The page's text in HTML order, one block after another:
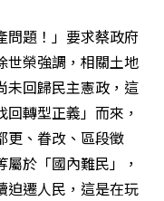
問題！」要求蔡政府
世榮強調，相關土地
未回歸民主憲政，這
轉型正義」而來，
更、眷改、區段徵
於「國內難民」，
迫遷人民，這是在玩